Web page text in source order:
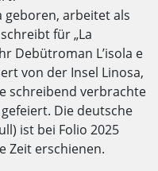
geboren, arbeitet als
für „La
Debütroman L’isola e
von der Insel Linosa,
schreibend verbrachte
Die deutsche
ist bei Folio 2025
Zeit erschienen.